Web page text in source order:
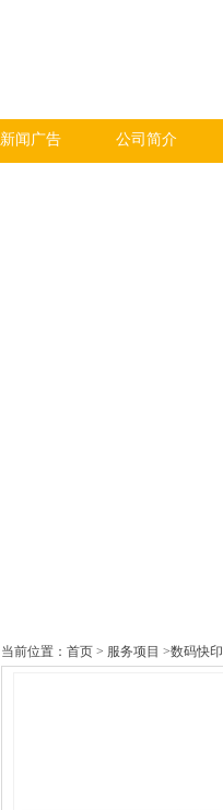
新闻广告 公司简介
当前位置： 首页 > 服务项目 >数码快印